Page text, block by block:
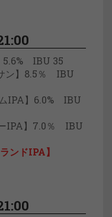
5.6% IBU 35
ン】8.5％ IBU
IPA】6.0% IBU
IPA】7.0％ IBU
ンドIPA】